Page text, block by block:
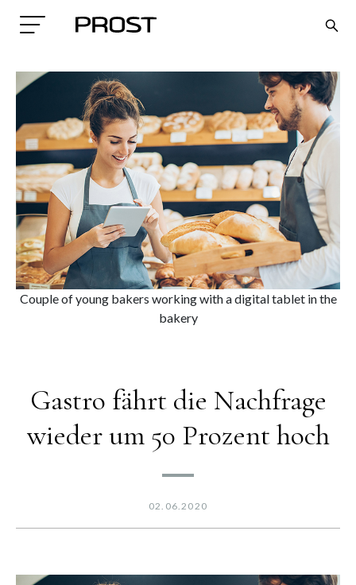
Search
Couple of young bakers working with a digital tablet in the
bakery
Gastro fährt die Nachfrage
wieder um 50 Prozent hoch
02.06.2020